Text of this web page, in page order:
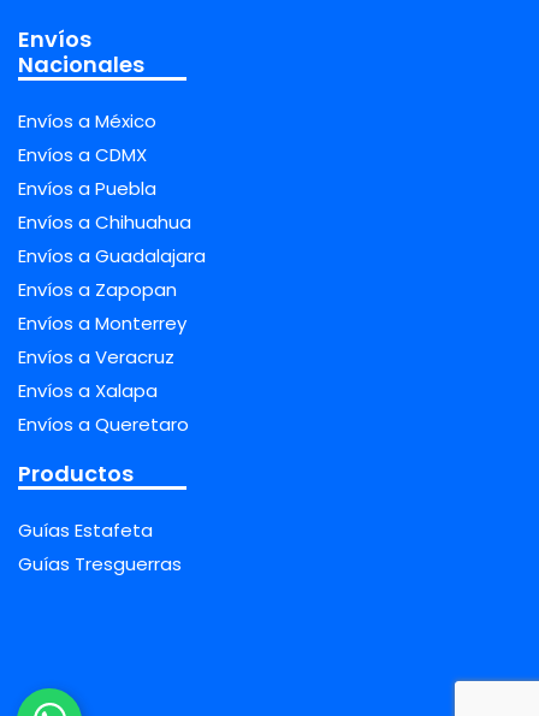
Envíos
Nacionales
Envíos a México
Envíos a CDMX
Envíos a Puebla
Envíos a Chihuahua
Envíos a Guadalajara
Envíos a Zapopan
Envíos a Monterrey
Envíos a Veracruz
Envíos a Xalapa
Envíos a Queretaro
Productos
Guías Estafeta
Guías Tresguerras